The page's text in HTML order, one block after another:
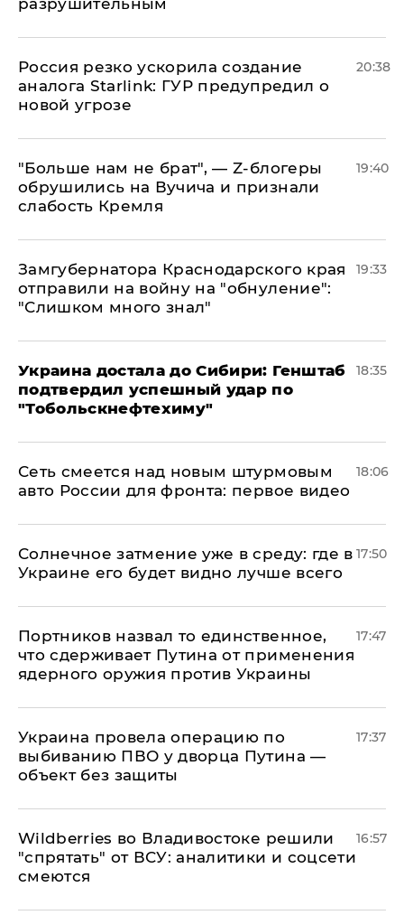
​Россия резко ускорила создание
аналога Starlink: ГУР предупредил о
новой угрозе
20:38
​"Больше нам не брат", — Z-блогеры
обрушились на Вучича и признали
слабость Кремля
19:40
Замгубернатора Краснодарского края
отправили на войну на "обнуление":
"Слишком много знал"
19:33
Украина достала до Сибири: Генштаб
подтвердил успешный удар по
"Тобольскнефтехиму"
18:35
Сеть смеется над новым штурмовым
авто России для фронта: первое видео
18:06
​Солнечное затмение уже в среду: где в
Украине его будет видно лучше всего
17:50
Портников назвал то единственное,
что сдерживает Путина от применения
ядерного оружия против Украины
17:47
Украина провела операцию по
выбиванию ПВО у дворца Путина —
объект без защиты
17:37
Wildberries во Владивостоке решили
"спрятать" от ВСУ: аналитики и соцсети
смеются
16:57